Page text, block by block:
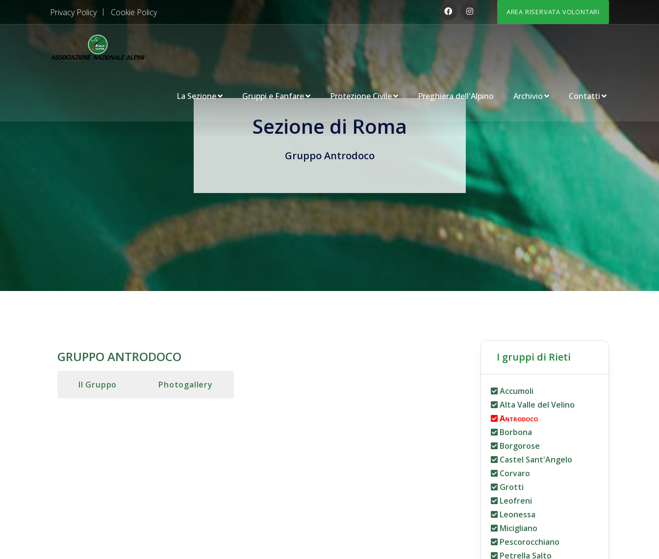
Privacy Policy Cookie Policy AREA RISERVATA VOLONTARI
La Sezione Gruppi e Fanfare Protezione Civile Preghiera dell'Alpino Archivio Contatti
Sezione di Roma
Gruppo Antrodoco
GRUPPO ANTRODOCO
Il Gruppo Photogallery
I gruppi di Rieti
Accumoli
Alta Valle del Velino
Antrodoco
Borbona
Borgorose
Castel Sant'Angelo
Corvaro
Grotti
Leofreni
Leonessa
Micigliano
Pescorocchiano
Petrella Salto